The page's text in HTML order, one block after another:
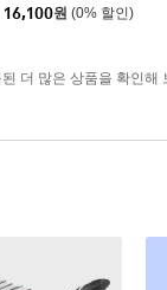
16,100원 (0% 할인)
더 많은 상품을 확인해